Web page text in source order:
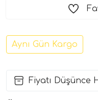
Aynı Gün Kargo
Fiyatı Düşünce